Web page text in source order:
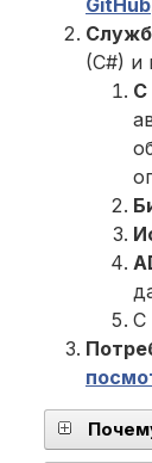
(C#) и
С
С